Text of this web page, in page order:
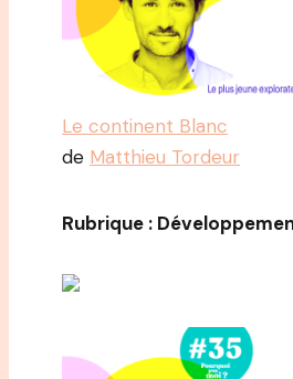
Le continent Blanc
de Matthieu Tordeur
Rubrique :